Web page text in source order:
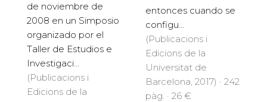
de noviembre de
2008 en un Simposio
organizado por el
Taller de Estudios e
Investigaci...
(Publicacions i
Edicions de la
entonces cuando se
configu...
(Publicacions i
Edicions de la
Universitat de
Barcelona, 2017) · 242
pàg. · 26 €